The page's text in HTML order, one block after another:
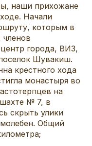
наши прихожане
Начали
которым в
членов
города, ВИЗ,
Шувакиш.
крестного хода
монастыря во
на
№ 7, в
скрыть улики
молебен. Общий